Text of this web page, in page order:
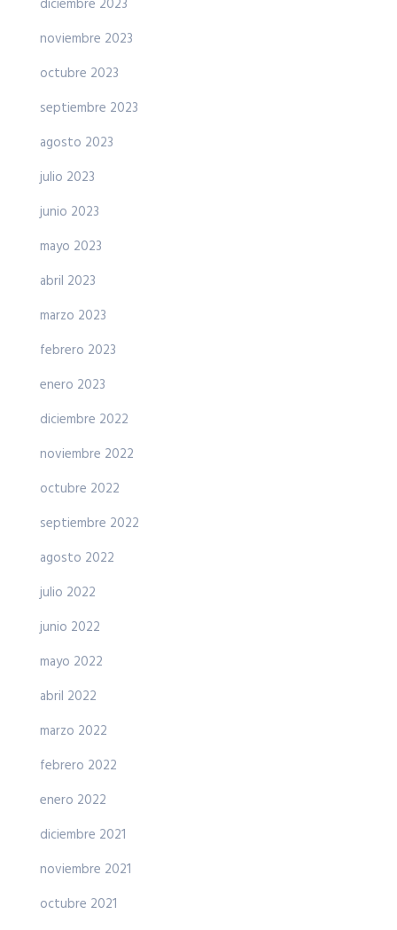
diciembre 2023
noviembre 2023
octubre 2023
septiembre 2023
agosto 2023
julio 2023
junio 2023
mayo 2023
abril 2023
marzo 2023
febrero 2023
enero 2023
diciembre 2022
noviembre 2022
octubre 2022
septiembre 2022
agosto 2022
julio 2022
junio 2022
mayo 2022
abril 2022
marzo 2022
febrero 2022
enero 2022
diciembre 2021
noviembre 2021
octubre 2021